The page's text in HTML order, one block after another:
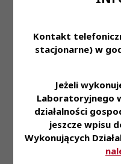
Kontakt
stacjonarne) w
Jeżeli
Laboratoryjnego
działalności
jeszcze wpisu
Wykonujących
wykonywania
transfuzjologicznej
Proponowane
Forma zatrudnienia:
Wymiar czasu pracy:
Dane do kontaktu:
asystent diagnostyki